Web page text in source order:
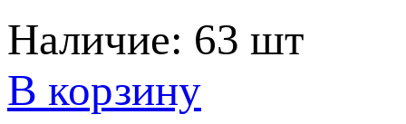
Наличие: 63 шт
В корзину